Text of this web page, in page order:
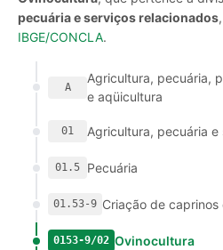
pecuária e serviços relacionados
IBGE/CONCLA.
A
Agricultura, pecuária,
e aqüicultura
01 Agricultura, pecuária
01.5 Pecuária
01.53-9 Criação de caprinos
0153-9/02 Ovinocultura